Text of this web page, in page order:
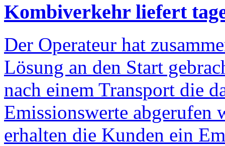
Kombiverkehr liefert
Der Operateur hat
Lösung an den Start
nach einem Transport die
Emissionswerte abgerufen
erhalten die Kunden ein